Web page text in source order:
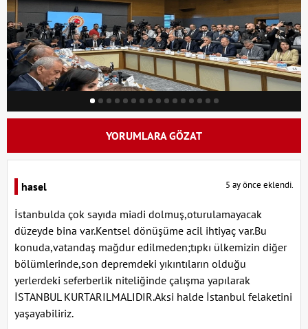
YORUMLARA GÖZAT
hasel 5 ay önce eklendi.
İstanbulda çok sayıda miadi dolmuş,oturulamayacak
düzeyde bina var.Kentsel dönüşüme acil ihtiyaç var.Bu
konuda,vatandaş mağdur edilmeden;tıpkı ülkemizin diğer
bölümlerinde,son depremdeki yıkıntıların olduğu
yerlerdeki seferberlik niteliğinde çalışma yapılarak
İSTANBUL KURTARILMALIDIR.Aksi halde İstanbul felaketini
yaşayabiliriz.